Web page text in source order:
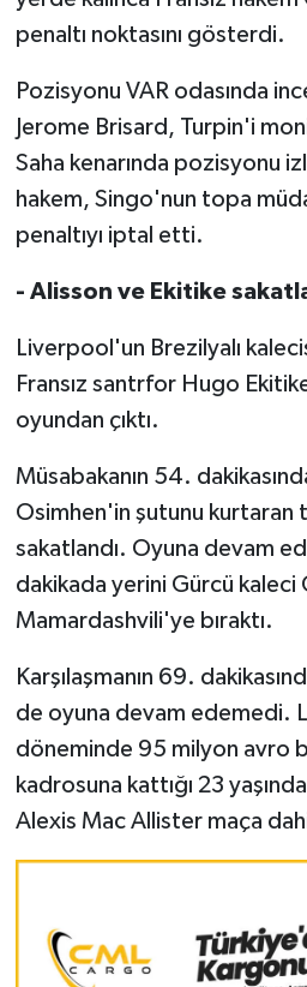
penaltı noktasını gösterdi.
Pozisyonu VAR odasında
Jerome Brisard, Turpin'i
Saha kenarında pozisyonu
hakem, Singo'nun topa
penaltıyı iptal etti.
- Alisson ve Ekitike
Liverpool'un Brezilyalı
Fransız santrfor Hugo
oyundan çıktı.
Müsabakanın 54.
Osimhen'in şutunu kurtaran
sakatlandı. Oyuna devam
dakikada yerini Gürcü kaleci
Mamardashvili'ye bıraktı.
Karşılaşmanın 69.
de oyuna devam edemedi.
döneminde 95 milyon avro
kadrosuna kattığı 23
Alexis Mac Allister maça